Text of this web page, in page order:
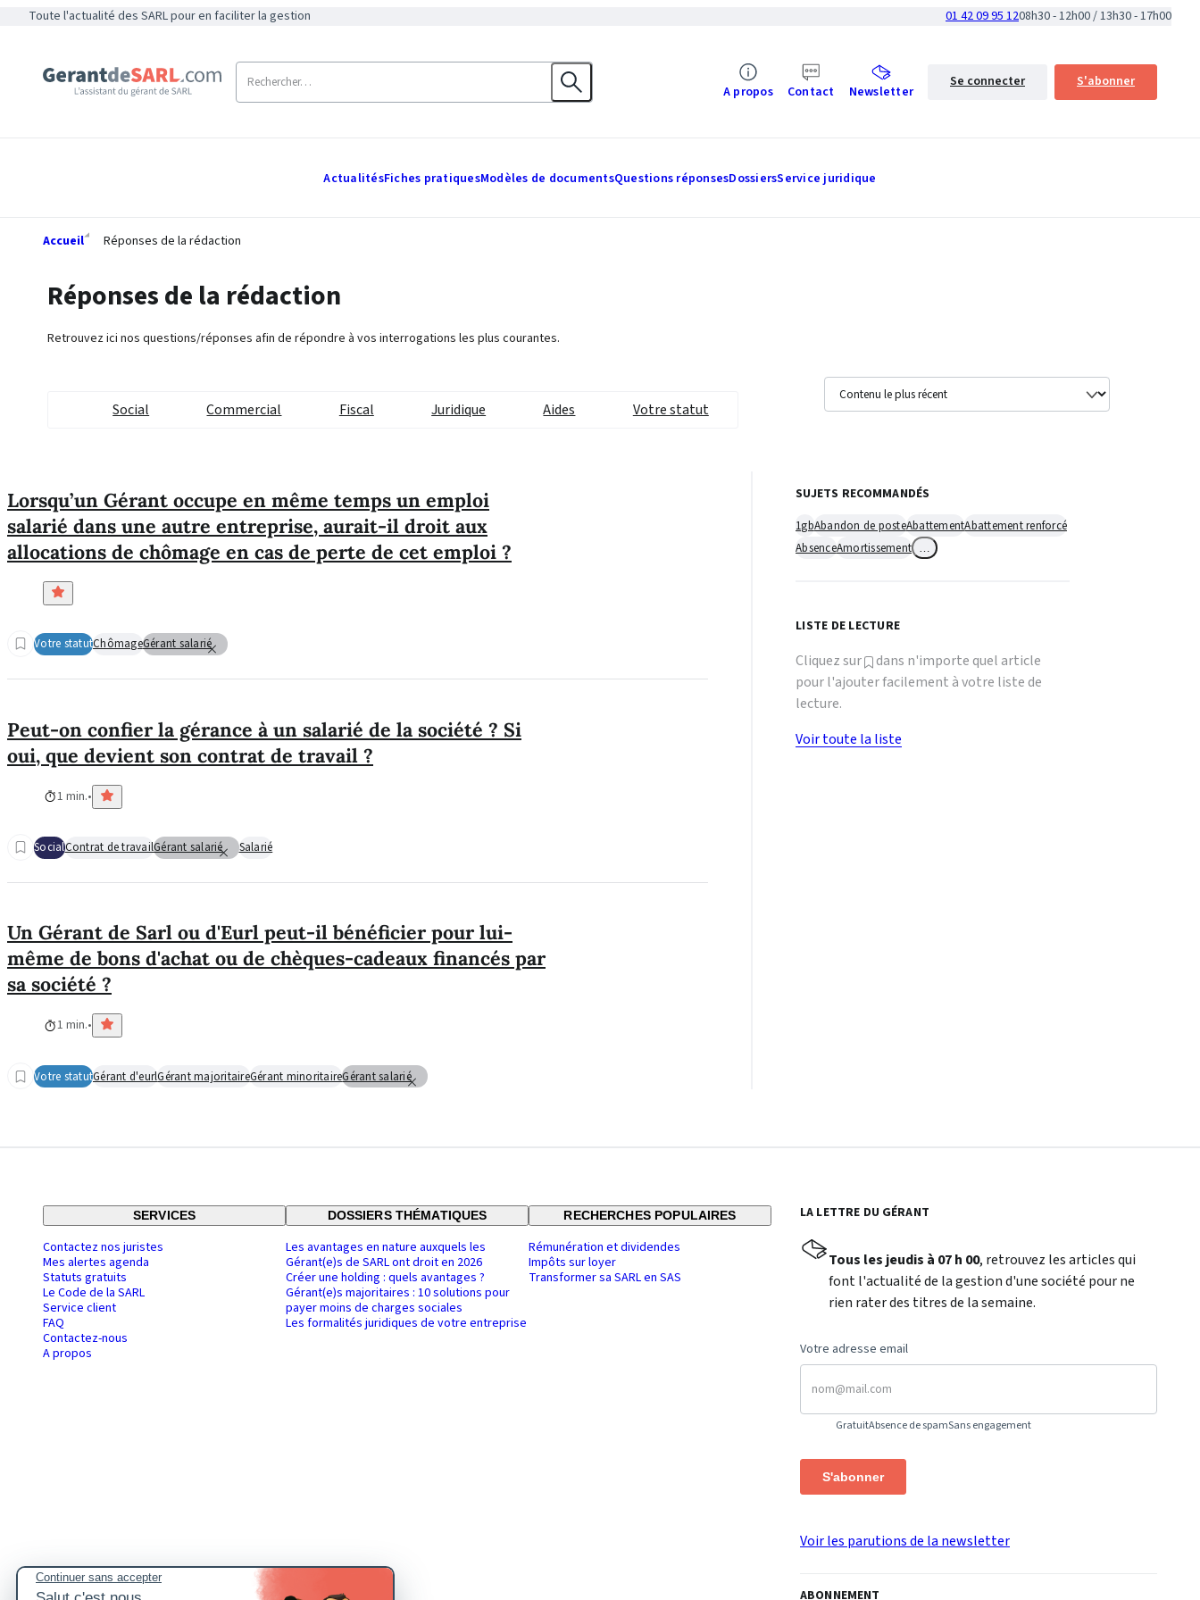
Toute l'actualité des SARL pour en faciliter la gestion 01 42 09 95 1208h30 - 12h00 / 13h30 - 17h00
A propos Contact Newsletter
Se connecter S'abonner
ActualitésFiches pratiquesModèles de documentsQuestions réponsesDossiersService juridique
Accueil Réponses de la rédaction
Réponses de la rédaction
Retrouvez ici nos questions/réponses afin de répondre à vos interrogations les plus courantes.
Social Commercial Fiscal Juridique Aides Votre statut
Lorsqu’un Gérant occupe en même temps un emploi
salarié dans une autre entreprise, aurait-il droit aux
allocations de chômage en cas de perte de cet emploi ?
Votre statutChômageGérant salarié
Peut-on confier la gérance à un salarié de la société ? Si
oui, que devient son contrat de travail ?
1 min.
SocialContrat de travailGérant salarié Salarié
Un Gérant de Sarl ou d'Eurl peut-il bénéficier pour lui-
même de bons d'achat ou de chèques-cadeaux financés par
sa société ?
1 min.
Votre statutGérant d'eurlGérant majoritaireGérant minoritaireGérant salarié
SUJETS RECOMMANDÉS
1gbAbandon de posteAbattementAbattement renforcé
AbsenceAmortissement
LISTE DE LECTURE
Cliquez sur
dans n'importe quel article
pour l'ajouter facilement à votre liste de
lecture.
Voir toute la liste
SERVICES
Contactez nos juristes
Mes alertes agenda
Statuts gratuits
Le Code de la SARL
Service client
FAQ
Contactez-nous
A propos
DOSSIERS THÉMATIQUES
Les avantages en nature auxquels les
Gérant(e)s de SARL ont droit en 2026
Créer une holding : quels avantages ?
Gérant(e)s majoritaires : 10 solutions pour
payer moins de charges sociales
Les formalités juridiques de votre entreprise
RECHERCHES POPULAIRES
Rémunération et dividendes
Impôts sur loyer
Transformer sa SARL en SAS
LA LETTRE DU GÉRANT
Tous les jeudis à 07 h 00, retrouvez les articles qui
font l'actualité de la gestion d'une société pour ne
rien rater des titres de la semaine.
Votre adresse email
GratuitAbsence de spamSans engagement
S'abonner
Voir les parutions de la newsletter
ABONNEMENT